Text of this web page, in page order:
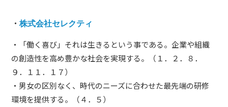
・株式会社セレクティ
・「働く喜び」それは生きるという事である。企業や組織
の創造性を高め豊かな社会を実現する。（１．２．８．
９．１１．１７）
・男女の区別なく、時代のニーズに合わせた最先端の研修
環境を提供する。（４．５）